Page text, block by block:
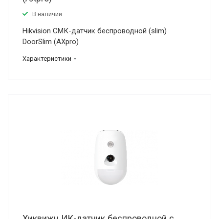
В наличии
Hikvision СМК-датчик беспроводной (slim)
DoorSlim (AXpro)
Характеристики